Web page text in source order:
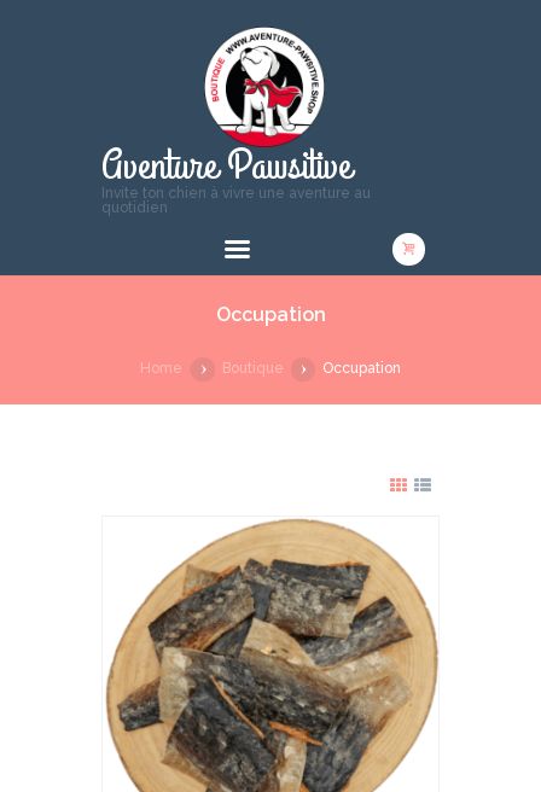
Aventure Pawsitive
Invite ton chien à vivre une aventure au
quotidien
Occupation
Home Boutique Occupation